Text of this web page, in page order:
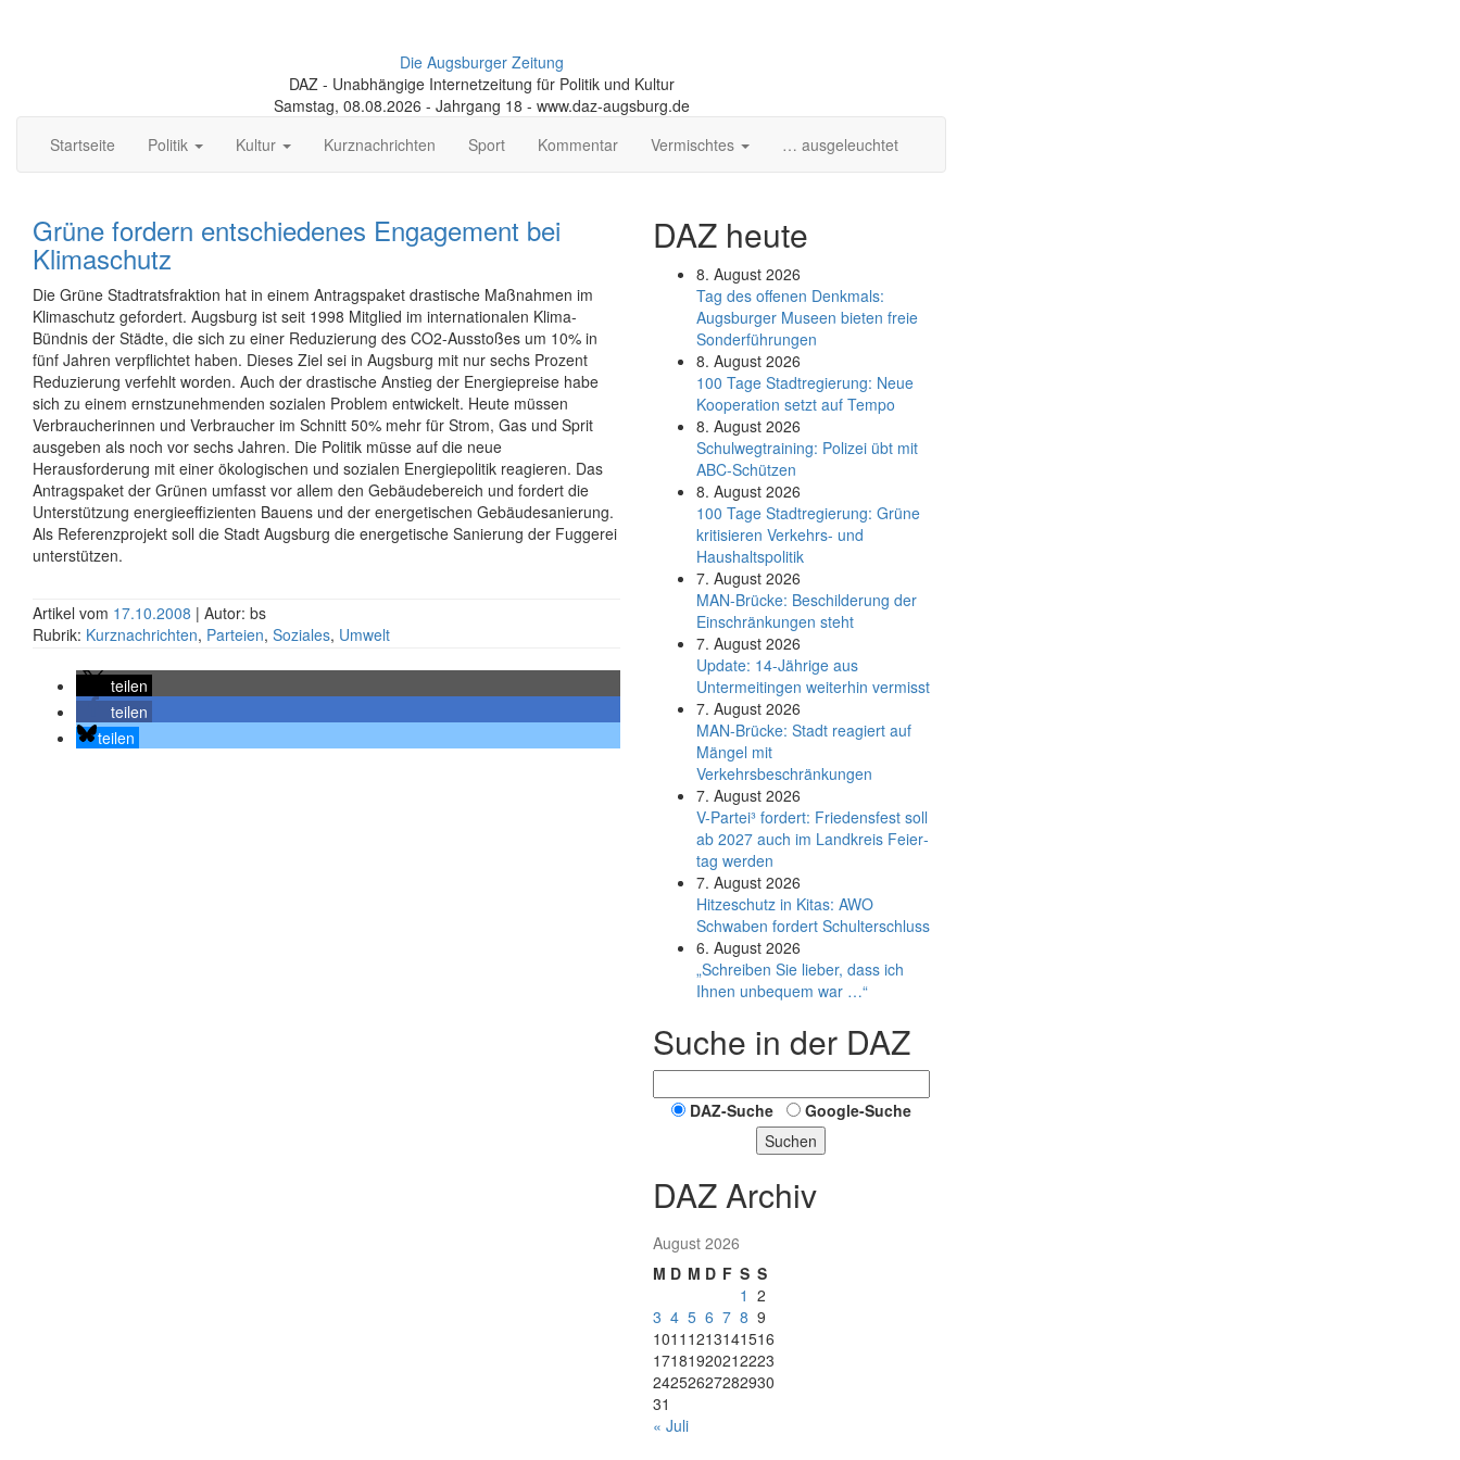
Die Augsburger Zeitung
DAZ - Unabhängige Internetzeitung für Politik und Kultur
Samstag, 08.08.2026 - Jahrgang 18 - www.daz-augsburg.de
Startseite
Politik Kultur Kurznachrichten Sport Kommentar Vermischtes … ausgeleuchtet
Grüne fordern entschiedenes Engagement bei
Klimaschutz
Die Grüne Stadtratsfraktion hat in einem Antragspaket drastische Maßnahmen im
Klimaschutz gefordert. Augsburg ist seit 1998 Mitglied im internationalen Klima-
Bündnis der Städte, die sich zu einer Reduzierung des CO2-Ausstoßes um 10% in
fünf Jahren verpflichtet haben. Dieses Ziel sei in Augsburg mit nur sechs Prozent
Reduzierung verfehlt worden. Auch der drastische Anstieg der Energiepreise habe
sich zu einem ernstzunehmenden sozialen Problem entwickelt. Heute müssen
Verbraucherinnen und Verbraucher im Schnitt 50% mehr für Strom, Gas und Sprit
ausgeben als noch vor sechs Jahren. Die Politik müsse auf die neue
Herausforderung mit einer ökologischen und sozialen Energiepolitik reagieren. Das
Antragspaket der Grünen umfasst vor allem den Gebäudebereich und fordert die
Unterstützung energieeffizienten Bauens und der energetischen Gebäudesanierung.
Als Referenzprojekt soll die Stadt Augsburg die energetische Sanierung der Fuggerei
unterstützen.
Artikel vom 17.10.2008 | Autor: bs
Rubrik: Kurznachrichten, Parteien, Soziales, Umwelt
teilen
teilen
teilen
DAZ heute
8. August 2026
Tag des offenen Denkmals:
Augsburger Museen bieten freie
Sonderführungen
8. August 2026
100 Tage Stadtregierung: Neue
Kooperation setzt auf Tempo
8. August 2026
Schul­weg­trai­ning: Poli­zei übt mit
ABC-Schüt­zen
8. August 2026
100 Tage Stadtregierung: Grüne
kritisieren Verkehrs- und
Haushaltspolitik
7. August 2026
MAN-Brücke: Beschilderung der
Einschränkungen steht
7. August 2026
Update: 14-Jährige aus
Untermeitingen weiterhin vermisst
7. August 2026
MAN-Brücke: Stadt reagiert auf
Mängel mit
Verkehrsbeschränkungen
7. August 2026
V-Partei­³ fordert: Friedens­fest soll
ab 2027 auch im Land­kreis Feier­
tag werden
7. August 2026
Hitzeschutz in Kitas: AWO
Schwaben fordert Schulterschluss
6. August 2026
„Schreiben Sie lieber, dass ich
Ihnen unbequem war …“
Suche in der DAZ
DAZ-Suche
Google-Suche
Suchen
DAZ Archiv
August 2026
M D M D F S S
1 2
3 4 5 6 7 8 9
1011 1213141516
17181920212223
24252627282930
31
« Juli